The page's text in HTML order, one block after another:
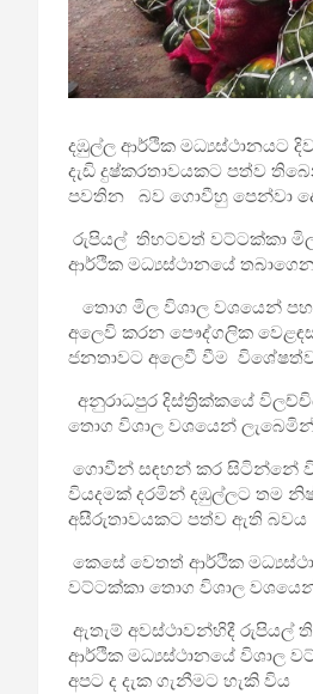
දඹුල්ල ආර්ථික මධ්‍යස්ථානයට
දැඩි දුෂ්කරතාවයකට පත්ව
පවතින බව ගොවීහු පෙන්වා
රුපියල් තිහටවත් වට්ටක්කා
ආර්ථික මධ්‍යස්ථානයේ
තොග මිල විශාල වශයෙන්
අලෙවි කරන පෞද්ගලික
ජනතාවට අලෙවී වීම
අනුරාධපුර දිස්ත්‍රික්කයේ
තොග විශාල වශයෙන්
ගොවීන් සඳහන් කර සිටින්නේ
වියදමක් දරමින් දඹුල්ලට තම
අසීරුතාවයකට පත්ව ඇති බවය
කෙසේ වෙතත් ආර්ථික
වට්ටක්කා තොග විශාල
ඇතැම් අවස්ථාවන්හිදී රුපියල්
ආර්ථික මධ්‍යස්ථානයේ විශාල
අපට ද දැක ගැනීමට හැකි විය